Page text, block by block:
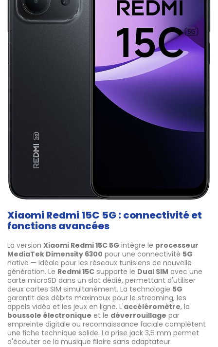
Xiaomi Redmi 15C 5G : connectivité et
fonctions avancées
La version Xiaomi Redmi 15C 5G intègre le processeur
MediaTek Dimensity 6300 pour une connectivité 5G
native — idéale pour les réseaux tunisiens de nouvelle
génération. Le Redmi 15C supporte le Dual SIM avec une
carte microSD dans un slot dédié, permettant d'utiliser
deux cartes SIM simultanément. La technologie 5G
garantit des débits maximaux pour le streaming, les
appels vidéo et les jeux en ligne. L'accéléromètre, la
boussole électronique et le déverrouillage par
empreinte digitale ou reconnaissance faciale complètent
une fiche technique solide. La prise jack 3,5 mm permet
d'écouter de la musique filaire sans adaptateur.